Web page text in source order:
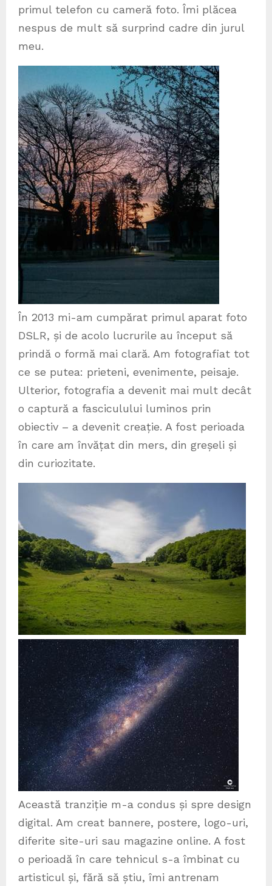
primul telefon cu cameră foto. Îmi plăcea
nespus de mult să surprind cadre din jurul
meu.
În 2013 mi-am cumpărat primul aparat foto
DSLR, și de acolo lucrurile au început să
prindă o formă mai clară. Am fotografiat tot
ce se putea: prieteni, evenimente, peisaje.
Ulterior, fotografia a devenit mai mult decât
o captură a fasciculului luminos prin
obiectiv – a devenit creație. A fost perioada
în care am învățat din mers, din greșeli și
din curiozitate.
Această tranziție m-a condus și spre design
digital. Am creat bannere, postere, logo-uri,
diferite site-uri sau magazine online. A fost
o perioadă în care tehnicul s-a îmbinat cu
artisticul și, fără să știu, îmi antrenam